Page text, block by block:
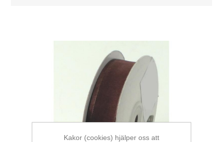
Kakor (cookies) hjälper oss att